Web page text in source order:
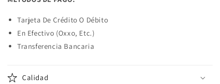
Tarjeta De Crédito O Débito
En Efectivo (Oxxo, Etc.)
Transferencia Bancaria
Calidad